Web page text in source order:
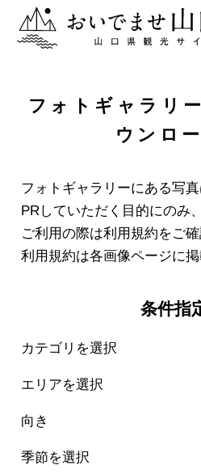
おいでませ山口へー山口県観
フォトギャラリ
ウンロー
フォトギャラリーにある写
PRしていただく目的にのみ
ご利用の際は利用規約をご確
利用規約は各画像ページに掲
条件指
カテゴリを選択
エリアを選択
向き
季節を選択